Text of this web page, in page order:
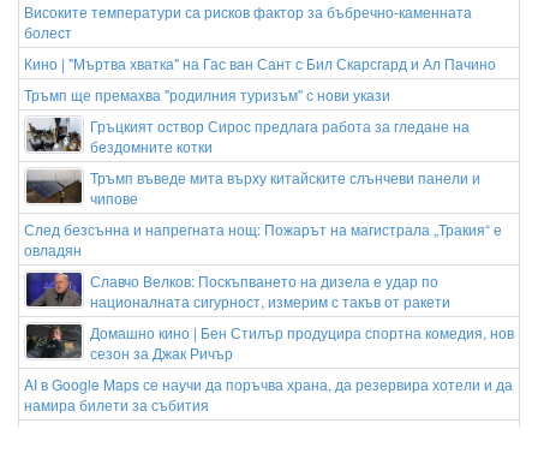
Високите температури са рисков фактор за бъбречно-каменната
болест
Кино | "Мъртва хватка" на Гас ван Сант с Бил Скарсгард и Ал Пачино
Тръмп ще премахва "родилния туризъм" с нови укази
Гръцкият оствор Сирос предлага работа за гледане на
бездомните котки
Тръмп въведе мита върху китайските слънчеви панели и
чипове
След безсънна и напрегната нощ: Пожарът на магистрала „Тракия“ е
овладян
Славчо Велков: Поскъпването на дизела е удар по
националната сигурност, измерим с такъв от ракети
Домашно кино | Бен Стилър продуцира спортна комедия, нов
сезон за Джак Ричър
AI в Google Maps се научи да поръчва храна, да резервира хотели и да
намира билети за събития